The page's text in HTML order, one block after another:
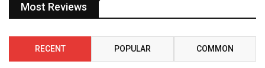
Most Reviews
RECENT POPULAR COMMON